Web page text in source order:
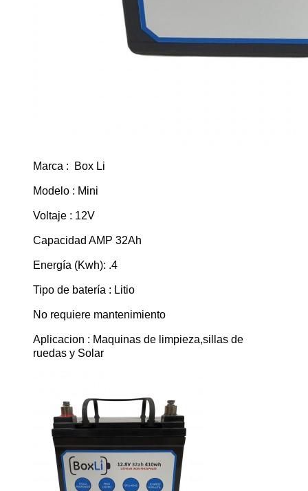
Marca : Box Li
Modelo : Mini
Voltaje : 12V
Capacidad AMP 32Ah
Energía (Kwh): .4
Tipo de batería : Litio
No requiere mantenimiento
Aplicacion : Maquinas de limpieza,sillas de
ruedas y Solar